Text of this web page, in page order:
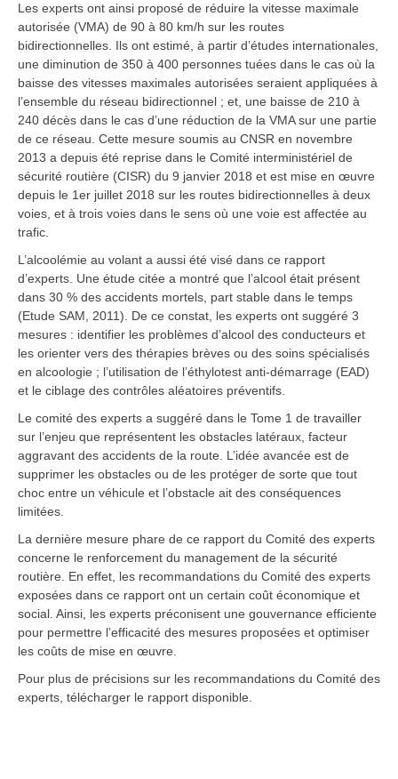
Les experts ont ainsi proposé de réduire la vitesse maximale
autorisée (VMA) de 90 à 80 km/h sur les routes
bidirectionnelles. Ils ont estimé, à partir d’études internationales,
une diminution de 350 à 400 personnes tuées dans le cas où la
baisse des vitesses maximales autorisées seraient appliquées à
l’ensemble du réseau bidirectionnel ; et, une baisse de 210 à
240 décès dans le cas d’une réduction de la VMA sur une partie
de ce réseau. Cette mesure soumis au CNSR en novembre
2013 a depuis été reprise dans le Comité interministériel de
sécurité routière (CISR) du 9 janvier 2018 et est mise en œuvre
depuis le 1er juillet 2018 sur les routes bidirectionnelles à deux
voies, et à trois voies dans le sens où une voie est affectée au
trafic.
L’alcoolémie au volant a aussi été visé dans ce rapport
d’experts. Une étude citée a montré que l’alcool était présent
dans 30 % des accidents mortels, part stable dans le temps
(Etude SAM, 2011). De ce constat, les experts ont suggéré 3
mesures : identifier les problèmes d’alcool des conducteurs et
les orienter vers des thérapies brèves ou des soins spécialisés
en alcoologie ; l’utilisation de l’éthylotest anti-démarrage (EAD)
et le ciblage des contrôles aléatoires préventifs.
Le comité des experts a suggéré dans le Tome 1 de travailler
sur l’enjeu que représentent les obstacles latéraux, facteur
aggravant des accidents de la route. L’idée avancée est de
supprimer les obstacles ou de les protéger de sorte que tout
choc entre un véhicule et l’obstacle ait des conséquences
limitées.
La dernière mesure phare de ce rapport du Comité des experts
concerne le renforcement du management de la sécurité
routière. En effet, les recommandations du Comité des experts
exposées dans ce rapport ont un certain coût économique et
social. Ainsi, les experts préconisent une gouvernance efficiente
pour permettre l’efficacité des mesures proposées et optimiser
les coûts de mise en œuvre.
Pour plus de précisions sur les recommandations du Comité des
experts, télécharger le rapport disponible.